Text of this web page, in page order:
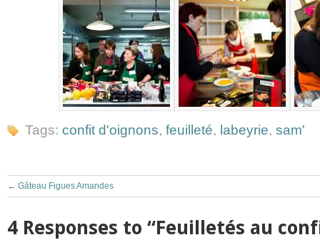
Tags: confit d'oignons, feuilleté, labeyrie, sam'
← Gâteau Figues Amandes
4 Responses to “Feuilletés au